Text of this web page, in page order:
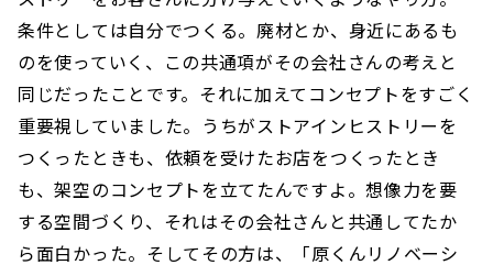
条件としては自分でつくる。廃材とか、身近にあるも
のを使っていく、この共通項がその会社さんの考えと
同じだったことです。それに加えてコンセプトをすごく
重要視していました。うちがストアインヒストリーを
つくったときも、依頼を受けたお店をつくったとき
も、架空のコンセプトを立てたんですよ。想像力を要
する空間づくり、それはその会社さんと共通してたか
ら面白かった。そしてその方は、「原くんリノベーシ